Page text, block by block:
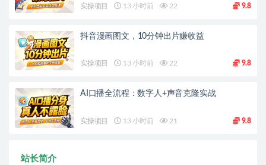
实操项目 13 小时前 22 9.8
抖音漫画图文，10分钟出片赚收益
实操项目 13 小时前 22 9.8
AI口播全流程：数字人+声音克隆实战
实操项目 13 小时前 21 9.8
站长简介